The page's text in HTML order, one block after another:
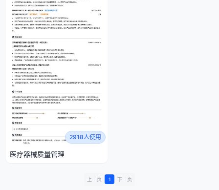
2918人使用
医疗器械质量管理
上一页 1 下一页